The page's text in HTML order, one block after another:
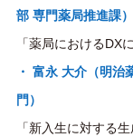
部 専門薬局推進課）
「薬局におけるDX
・ 富永 大介（明
門）
「新入生に対する